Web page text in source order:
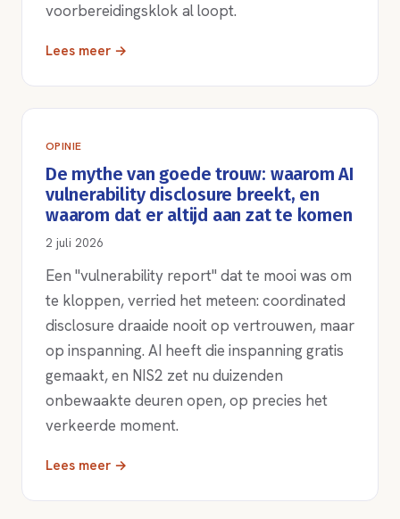
voorbereidingsklok al loopt.
Lees meer →
OPINIE
De mythe van goede trouw: waarom AI
vulnerability disclosure breekt, en
waarom dat er altijd aan zat te komen
2 juli 2026
Een "vulnerability report" dat te mooi was om
te kloppen, verried het meteen: coordinated
disclosure draaide nooit op vertrouwen, maar
op inspanning. AI heeft die inspanning gratis
gemaakt, en NIS2 zet nu duizenden
onbewaakte deuren open, op precies het
verkeerde moment.
Lees meer →